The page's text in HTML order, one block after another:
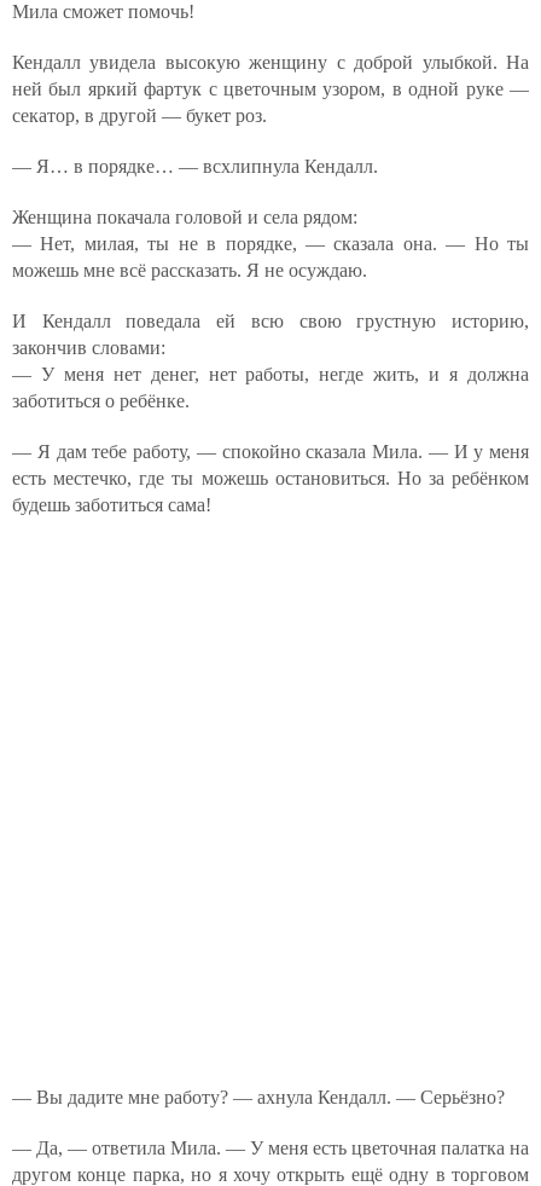
Мила сможет помочь!
Кендалл увидела высокую женщину с доброй улыбкой. На
ней был яркий фартук с цветочным узором, в одной руке —
секатор, в другой — букет роз.
— Я… в порядке… — всхлипнула Кендалл.
Женщина покачала головой и села рядом:
— Нет, милая, ты не в порядке, — сказала она. — Но ты
можешь мне всё рассказать. Я не осуждаю.
И Кендалл поведала ей всю свою грустную историю,
закончив словами:
— У меня нет денег, нет работы, негде жить, и я должна
заботиться о ребёнке.
— Я дам тебе работу, — спокойно сказала Мила. — И у меня
есть местечко, где ты можешь остановиться. Но за ребёнком
будешь заботиться сама!
— Вы дадите мне работу? — ахнула Кендалл. — Серьёзно?
— Да, — ответила Мила. — У меня есть цветочная палатка на
другом конце парка, но я хочу открыть ещё одну в торговом